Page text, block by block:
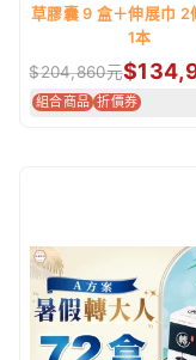
草膠囊 9 盒＋伸展巾 2
1本
$204,860元$
組合商品 折價券